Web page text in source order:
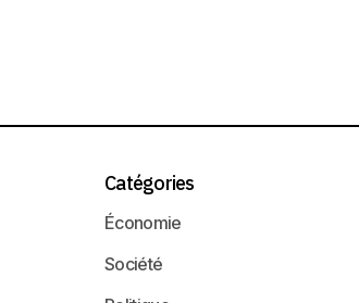
Catégories
Économie
Société